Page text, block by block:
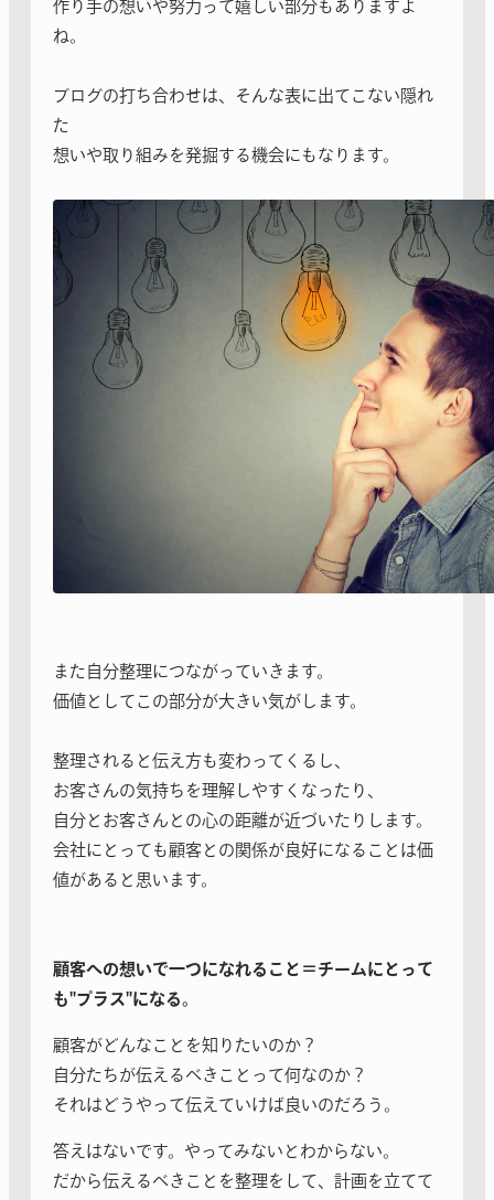
作り手の想いや努力って嬉しい部分もありますよ
ね。
ブログの打ち合わせは、そんな表に出てこない隠れ
た
想いや取り組みを発掘する機会にもなります。
また自分整理につながっていきます。
価値としてこの部分が大きい気がします。
整理されると伝え方も変わってくるし、
お客さんの気持ちを理解しやすくなったり、
自分とお客さんとの心の距離が近づいたりします。
会社にとっても顧客との関係が良好になることは価
値があると思います。
顧客への想いで一つになれること＝チームにとって
も"プラス"になる。
顧客がどんなことを知りたいのか？
自分たちが伝えるべきことって何なのか？
それはどうやって伝えていけば良いのだろう。
答えはないです。やってみないとわからない。
だから伝えるべきことを整理をして、計画を立てて